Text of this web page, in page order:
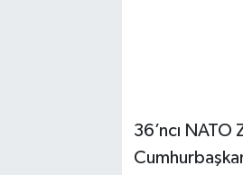
36’ncı NATO